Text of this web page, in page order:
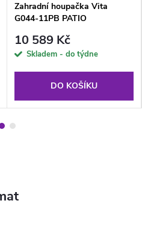
Zahradní houpačka Vita
G044-11PB PATIO
10 589 Kč
Skladem - do týdne
DO KOŠÍKU